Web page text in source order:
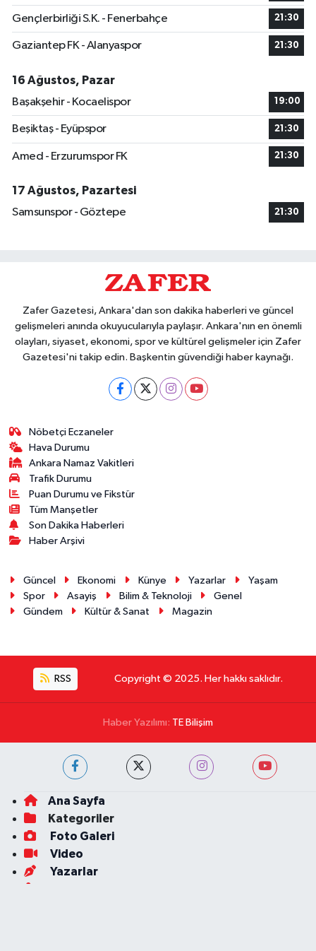
Gençlerbirliği S.K. - Fenerbahçe 21:30
Gaziantep FK - Alanyaspor 21:30
16 Ağustos, Pazar
Başakşehir - Kocaelispor
19:00
Beşiktaş - Eyüpspor 21:30
Amed - Erzurumspor FK 21:30
17 Ağustos, Pazartesi
Samsunspor - Göztepe
21:30
Zafer Gazetesi, Ankara'dan son dakika haberleri ve güncel
gelişmeleri anında okuyucularıyla paylaşır. Ankara'nın en önemli
olayları, siyaset, ekonomi, spor ve kültürel gelişmeler için Zafer
Gazetesi'ni takip edin. Başkentin güvendiği haber kaynağı.
Nöbetçi Eczaneler
Hava Durumu
Ankara Namaz Vakitleri
Trafik Durumu
Puan Durumu ve Fikstür
Tüm Manşetler
Son Dakika Haberleri
Haber Arşivi
Güncel Ekonomi Künye Yazarlar
Yaşam
Spor
Asayiş Bilim & Teknoloji
Genel
Gündem
Kültür & Sanat Magazin
RSS Copyright © 2025. Her hakkı saklıdır.
Haber Yazılımı: TE Bilişim
Ana Sayfa
Kategoriler
Foto Galeri
Video
Yazarlar